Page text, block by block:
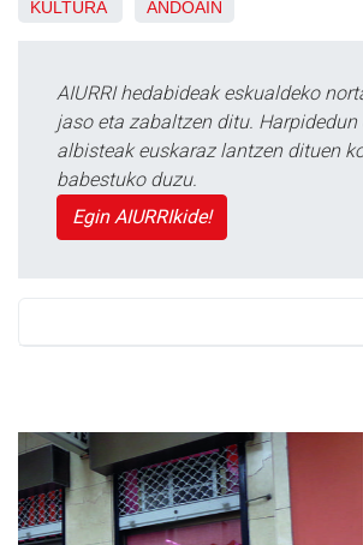
KULTURA ANDOAIN
AIURRI hedabideak eskualdeko
jaso eta zabaltzen ditu.
albisteak euskaraz lantzen dituen
babestuko duzu.
Egin AIURRIkide!